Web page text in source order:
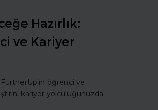
Hazırlık:
ve Kariyer
öğrenci ve
kariyer yolculuğunuzda